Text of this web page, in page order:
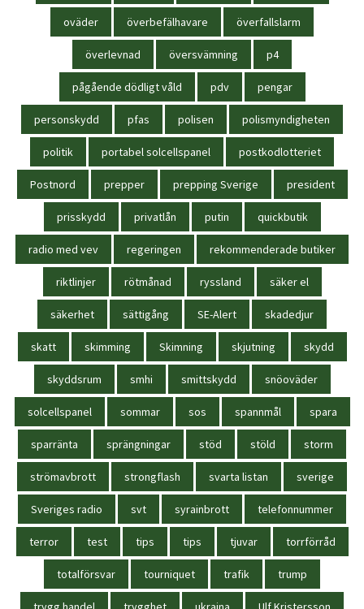
oväder överbefälhavare överfallslarm
överlevnad översvämning p4
pågående dödligt våld pdv pengar
personskydd pfas polisen polismyndigheten
politik portabel solcellspanel postkodlotteriet
Postnord prepper prepping Sverige president
prisskydd privatlån putin quickbutik
radio med vev regeringen rekommenderade butiker
riktlinjer rötmånad ryssland säker el
säkerhet sättigång SE-Alert skadedjur
skatt skimming Skimning skjutning skydd
skyddsrum smhi smittskydd snöoväder
solcellspanel sommar sos spannmål spara
sparränta sprängningar stöd stöld storm
strömavbrott strongflash svarta listan sverige
Sveriges radio svt syrainbrott telefonnummer
terror test tips tips tjuvar torrförråd
totalförsvar tourniquet trafik trump